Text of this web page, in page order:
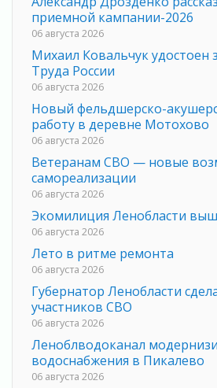
приемной кампании-2026
06 августа 2026
Михаил Ковальчук удостоен
Труда России
06 августа 2026
Новый фельдшерско-
работу в деревне Мотохово
06 августа 2026
Ветеранам СВО — новые
самореализации
06 августа 2026
Экомилиция Ленобласти
06 августа 2026
Лето в ритме ремонта
06 августа 2026
Губернатор Ленобласти
участников СВО
06 августа 2026
Леноблводоканал
водоснабжения в Пикалево
06 августа 2026